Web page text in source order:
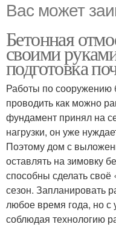
Вас может
Бетонная
своими
подготовка
Работы по сооружению
проводить как можно
фундамент принял на
нагрузки, он уже
Поэтому дом с
оставлять на зимовку
способны сделать
сезон. Запланировать
любое время года, но с
соблюдая технологию